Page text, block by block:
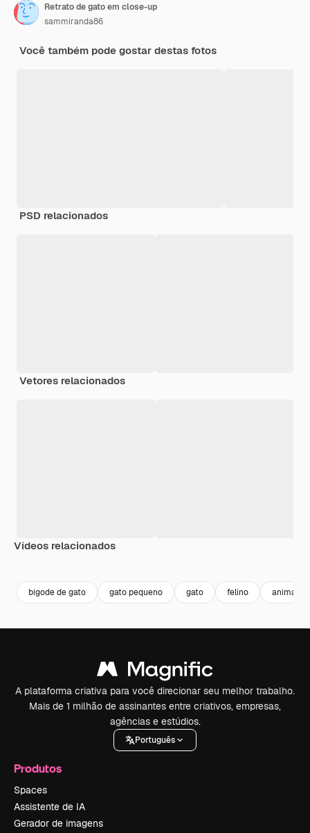
Retrato de gato em close-up
sammiranda86
Você também pode gostar destas fotos
PSD relacionados
Vetores relacionados
Vídeos relacionados
bigode de gato gato pequeno gato felino animais
A plataforma criativa para você direcionar seu melhor trabalho.
Mais de 1 milhão de assinantes entre criativos, empresas,
agências e estúdios.
Português
Produtos
Spaces
Assistente de IA
Gerador de imagens